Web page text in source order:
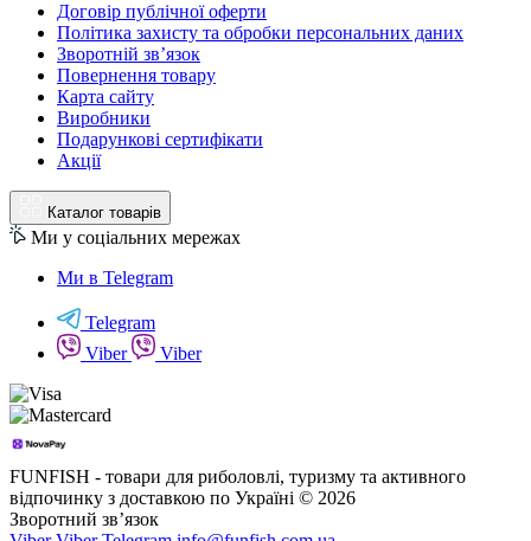
Договір публічної оферти
Політика захисту та обробки персональних даних
Зворотній зв’язок
Повернення товару
Карта сайту
Виробники
Подарункові сертифікати
Акції
Каталог товарів
Ми у соціальних мережах
Ми в Telegram
Telegram
Viber
Viber
FUNFISH - товари для риболовлі, туризму та активного
відпочинку з доставкою по Україні © 2026
Зворотний зв’язок